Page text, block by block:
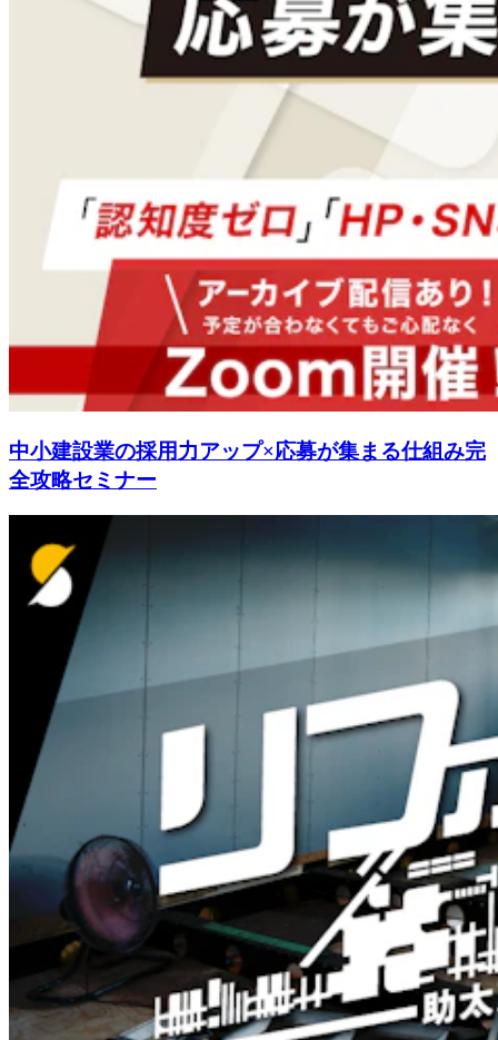
中小建設業の採用力アップ×応募が集まる仕組み完
全攻略セミナー